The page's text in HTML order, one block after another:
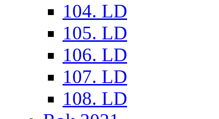
104. LD
105. LD
106. LD
107. LD
108. LD